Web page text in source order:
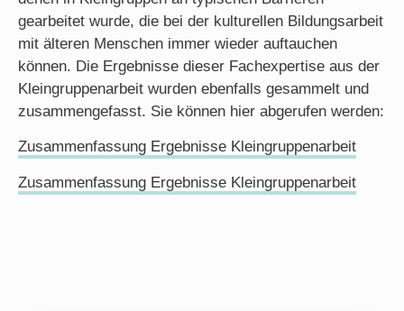
gearbeitet wurde, die bei der kulturellen Bildungsarbeit
mit älteren Menschen immer wieder auftauchen
können. Die Ergebnisse dieser Fachexpertise aus der
Kleingruppenarbeit wurden ebenfalls gesammelt und
zusammengefasst. Sie können hier abgerufen werden:
Zusammenfassung Ergebnisse Kleingruppenarbeit
Zusammenfassung Ergebnisse Kleingruppenarbeit